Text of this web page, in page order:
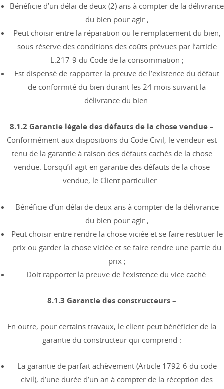
Bénéficie d’un délai de deux (2) ans à compter de la délivrance
du bien pour agir ;
Peut choisir entre la réparation ou le remplacement du bien,
sous réserve des conditions des coûts prévues par l’article
L.217-9 du Code de la consommation ;
Est dispensé de rapporter la preuve de l’existence du défaut
de conformité du bien durant les 24 mois suivant la
délivrance du bien.
8.1.2 Garantie légale des défauts de la chose vendue –
Conformément aux dispositions du Code Civil, le vendeur est
tenu de la garantie à raison des défauts cachés de la chose
vendue. Lorsqu’il agit en garantie des défauts de la chose
vendue, le Client particulier :
Bénéficie d’un délai de deux ans à compter de la délivrance
du bien pour agir ;
Peut choisir entre rendre la chose viciée et se faire restituer le
prix ou garder la chose viciée et se faire rendre une partie du
prix ;
Doit rapporter la preuve de l’existence du vice caché.
8.1.3 Garantie des constructeurs –
En outre, pour certains travaux, le client peut bénéficier de la
garantie du constructeur qui comprend :
La garantie de parfait achèvement (Article 1792-6 du code
civil), d’une durée d’un an à compter de la réception des